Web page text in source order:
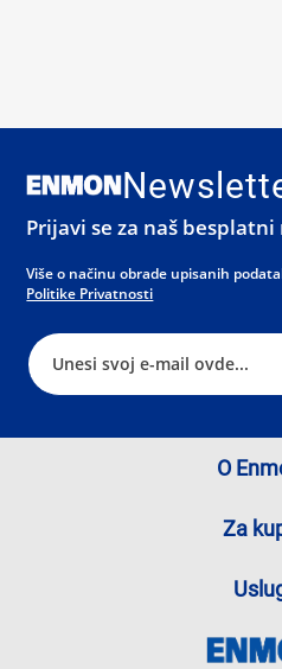
Prijavi se za naš
Više o načinu obrade upisanih
Politike Privatnosti
O
Za